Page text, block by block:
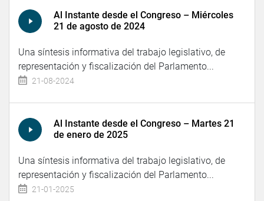
Al Instante desde el Congreso – Miércoles
21 de agosto de 2024
Una síntesis informativa del trabajo legislativo, de
representación y fiscalización del Parlamento...
21-08-2024
Al Instante desde el Congreso – Martes 21
de enero de 2025
Una síntesis informativa del trabajo legislativo, de
representación y fiscalización del Parlamento...
21-01-2025